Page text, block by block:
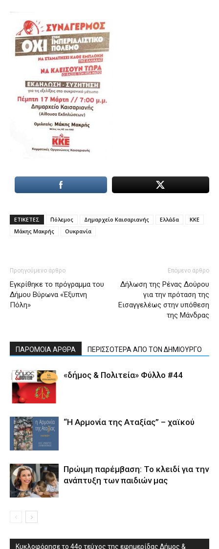
ΕΤΙΚΕΤΕΣ ΄Πόλεμος Δημαρχείο Καισαριανής Ελλάδα
ΚΚΕ
Μάκης Μακρής
Ουκρανία
Προηγούμενο άρθρο
Εγκρίθηκε το πρόγραμμα του
Δήμου Βύρωνα «Έξυπνη
Πόλη»
Επόμενο άρθρο
Δήλωση της Ρένας Δούρου
για την πρόταση της
Εισαγγελέως στην υπόθεση
της Μάνδρας
ΠΑΡΟΜΟΙΑ ΑΡΘΡΑ ΠΕΡΙΣΣΟΤΕΡΑ ΑΠΟ ΤΟΝ ΔΗΜΙΟΥΡΓΟ
«δήμος & Πολιτεία» Φύλλο #44
“Η Αρμονία της Αταξίας” – χαϊκού
Πρώιμη παρέμβαση: Το κλειδί για την
ανάπτυξη των παιδιών µας
Κυκλοφόρησε το 44ο τεύχος της εφημερίδας Δήμος &